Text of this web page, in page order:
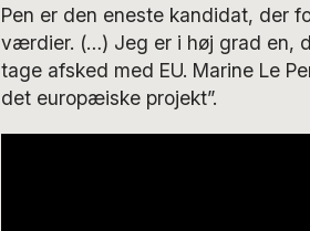
Pen er den eneste kandidat, der
værdier. (…) Jeg er i høj grad en,
tage afsked med EU. Marine Le
det europæiske projekt”.